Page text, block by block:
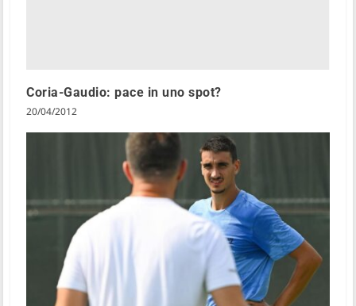
Coria-Gaudio: pace in uno spot?
20/04/2012